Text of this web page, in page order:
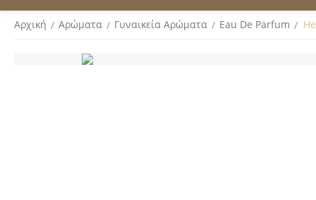
Αρχική / Αρώματα / Γυναικεία Αρώματα / Eau De Parfum /